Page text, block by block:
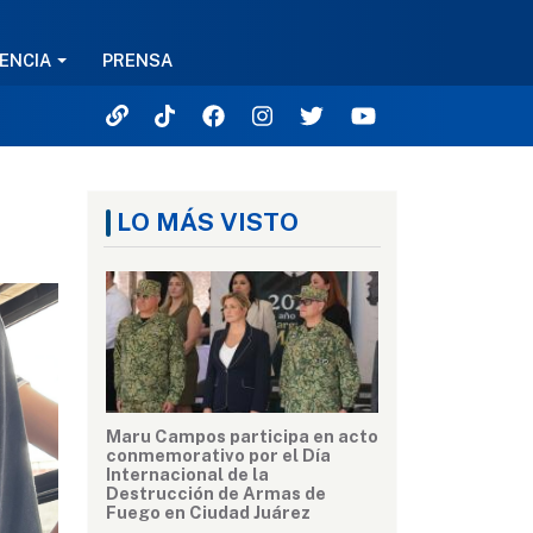
PRENSA
LO MÁS VISTO
Maru Campos participa en acto
conmemorativo por el Día
Internacional de la
Destrucción de Armas de
Fuego en Ciudad Juárez